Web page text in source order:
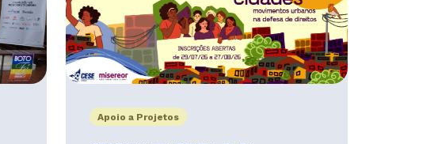
Apoio a Projetos